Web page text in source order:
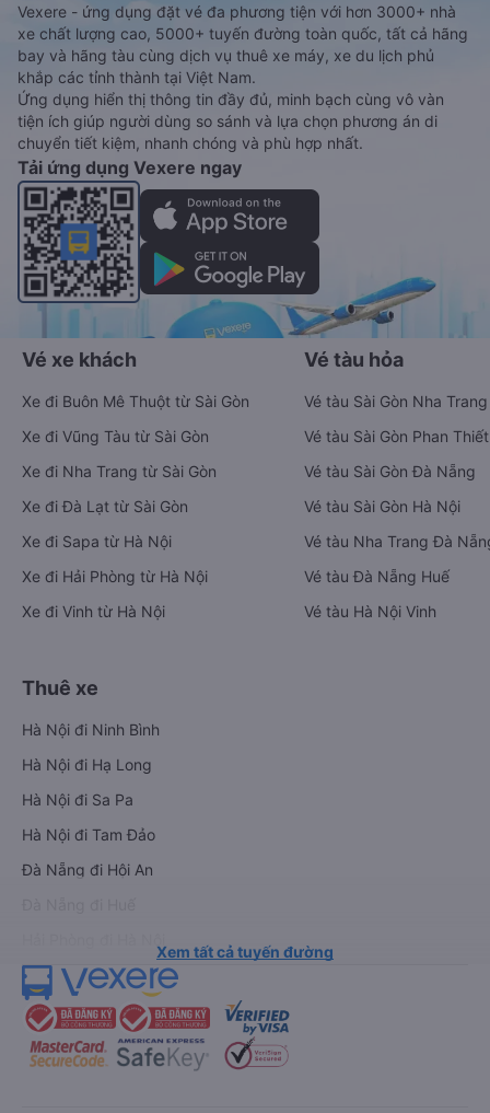
Vexere - ứng dụng đặt vé đa phương tiện với hơn 3000+ nhà
xe chất lượng cao, 5000+ tuyến đường toàn quốc, tất cả hãng
bay và hãng tàu cùng dịch vụ thuê xe máy, xe du lịch phủ
khắp các tỉnh thành tại Việt Nam.
Ứng dụng hiển thị thông tin đầy đủ, minh bạch cùng vô vàn
tiện ích giúp người dùng so sánh và lựa chọn phương án di
chuyển tiết kiệm, nhanh chóng và phù hợp nhất.
Tải ứng dụng Vexere ngay
Vé xe khách
Xe đi Buôn Mê Thuột từ Sài Gòn
Xe đi Vũng Tàu từ Sài Gòn
Xe đi Nha Trang từ Sài Gòn
Xe đi Đà Lạt từ Sài Gòn
Xe đi Sapa từ Hà Nội
Xe đi Hải Phòng từ Hà Nội
Xe đi Vinh từ Hà Nội
Vé tàu hỏa
Vé tàu Sài Gòn Nha Trang
Vé tàu Sài Gòn Phan Thiết
Vé tàu Sài Gòn Đà Nẵng
Vé tàu Sài Gòn Hà Nội
Vé tàu Nha Trang Đà
Vé tàu Đà Nẵng Huế
Vé tàu Hà Nội Vinh
Thuê xe
Hà Nội đi Ninh Bình
Hà Nội đi Hạ Long
Hà Nội đi Sa Pa
Hà Nội đi Tam Đảo
Đà Nẵng đi Hội An
Xem tất cả tuyến đường